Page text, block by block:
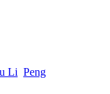
Li Peng